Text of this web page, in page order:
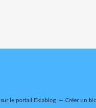
sur le portail Eklablog Créer un